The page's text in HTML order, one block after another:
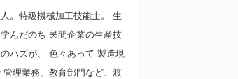
。特級機械加工技能士。 生
んだのち 民間企業の生産技
ハズが、 色々あって 製造現
管理業務、教育部門など、渡